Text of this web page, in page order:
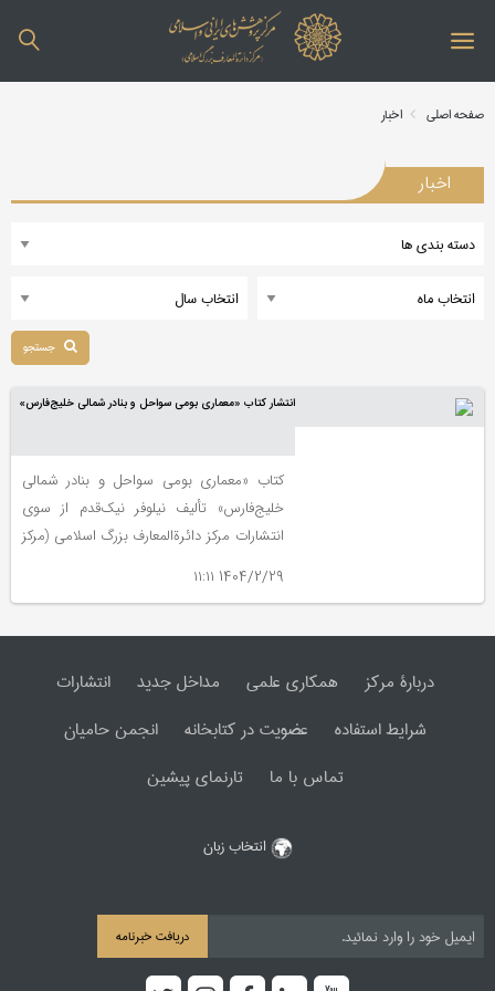
صفحه اصلی اخبار
اخبار
انتشار کتاب «معماری بومی سواحل و بنادر شمالی خلیج‌فارس»
کتاب «معماری بومی سواحل و بنادر شمالی
خلیج‌فارس» تألیف نیلوفر نیک‌قدم از سوی
انتشارات مرکز دائرة‌المعارف بزرگ اسلامی (مرکز
1404/2/29 ۱۱:۱۱
دربارۀ مرکز همکاری علمی مداخل جدید
انتشارات
شرایط استفاده
عضویت در کتابخانه
انجمن حامیان
تماس با ما
تارنمای پیشین
انتخاب زبان
دریافت خبرنامه